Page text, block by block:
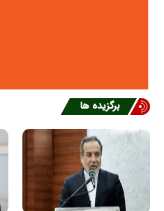
برگزیده ها